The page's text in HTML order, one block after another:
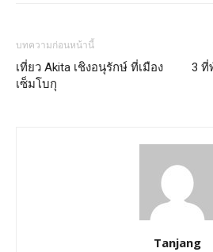
บทความก่อนหน้านี้
เที่ยว Akita เชิงอนุรักษ์ ที่เมือง
เซ็มโบกุ
3 ที่
Tanjang